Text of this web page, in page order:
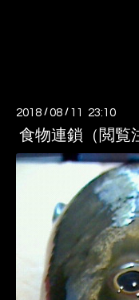
2018 /08 / 11 23:10
食物連鎖（閲覧